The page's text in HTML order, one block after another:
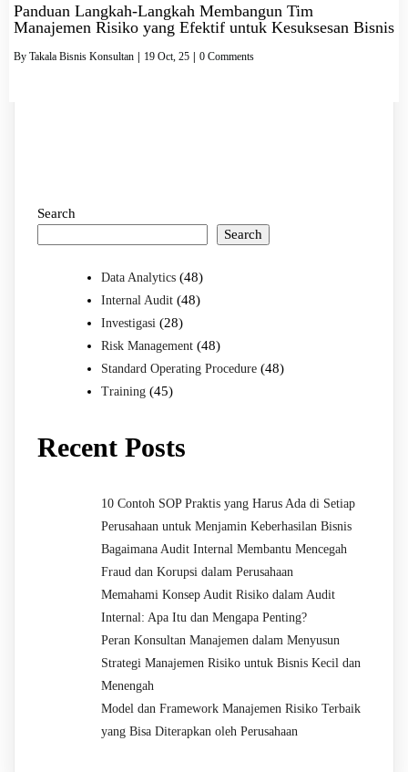
Panduan Langkah-Langkah Membangun Tim
Manajemen Risiko yang Efektif untuk Kesuksesan Bisnis
By Takala Bisnis Konsultan 19 Oct, 25 0 Comments
Search
Search
Data Analytics (48)
Internal Audit (48)
Investigasi (28)
Risk Management (48)
Standard Operating Procedure (48)
Training (45)
Recent Posts
10 Contoh SOP Praktis yang Harus Ada di Setiap
Perusahaan untuk Menjamin Keberhasilan Bisnis
Bagaimana Audit Internal Membantu Mencegah
Fraud dan Korupsi dalam Perusahaan
Memahami Konsep Audit Risiko dalam Audit
Internal: Apa Itu dan Mengapa Penting?
Peran Konsultan Manajemen dalam Menyusun
Strategi Manajemen Risiko untuk Bisnis Kecil dan
Menengah
Model dan Framework Manajemen Risiko Terbaik
yang Bisa Diterapkan oleh Perusahaan